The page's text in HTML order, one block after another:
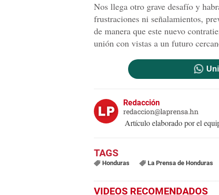
Nos llega otro grave desafío y
frustraciones ni señalamientos,
de manera que este nuevo
unión con vistas a un futuro
Redacción
redaccion@laprensa.hn
Artículo elaborado por el
Honduras La Prensa de Honduras
VIDEOS RECOMENDADOS